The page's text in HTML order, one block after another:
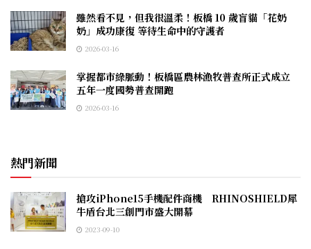
雖然看不見，但我很溫柔！板橋 10 歲盲貓「花奶
奶」成功康復 等待生命中的守護者
2026-03-16
掌握都市綠脈動！板橋區農林漁牧普查所正式成立
五年一度國勢普查開跑
2026-03-16
熱門新聞
搶攻iPhone15手機配件商機 RHINOSHIELD犀
牛盾台北三創門市盛大開幕
2023-09-10